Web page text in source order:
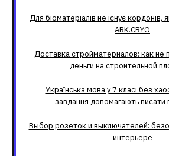
Для біоматеріалів не існує кордонів,
ARK.CRYO
Доставка стройматериалов: как не
деньги на строительной
Українська мова у 7 класі без
завдання допомагають писати
Выбор розеток и выключателей:
интерьере